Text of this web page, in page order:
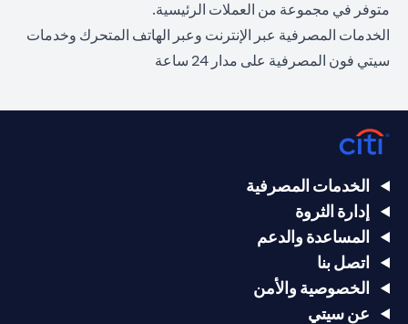
متوفر في مجموعة من العملات الرئيسية.
الخدمات المصرفية عبر الإنترنت وعبر الهاتف المتحرك وخدمات
سيتي فون المصرفية على مدار 24 ساعة
الخدمات المصرفية
إدارة الثروة
المساعدة والدعم
اتصل بنا
الخصوصية والأمن
عن سيتي